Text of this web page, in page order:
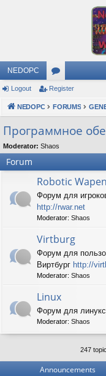
NEDOPC
or
u
s
Logout Register
NEDOPC FORUMS
Программное
Moderator: Shaos
Forum
Robotic
Форум для
http://rwar.net
Moderator: Shaos
Virtburg
Форум для
Виртбург http://
Moderator: Shaos
Linux
Форум для
Moderator: Shaos
247
Announcements